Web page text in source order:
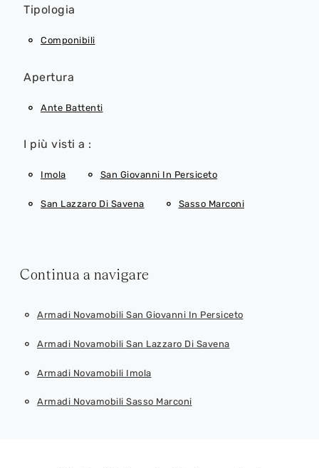
Tipologia
Componibili
Apertura
Ante Battenti
I più visti a :
Imola San Giovanni In Persiceto
San Lazzaro Di Savena Sasso Marconi
Continua a navigare
Armadi Novamobili San Giovanni In Persiceto
Armadi Novamobili San Lazzaro Di Savena
Armadi Novamobili Imola
Armadi Novamobili Sasso Marconi